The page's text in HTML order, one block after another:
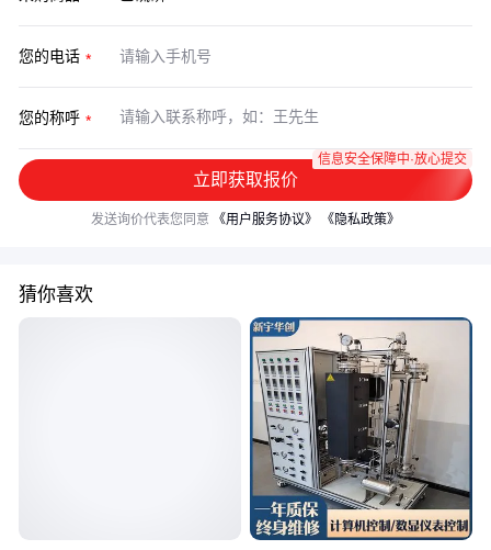
您的电话
您的称呼
立即获取报价
信息安全保障中·放心提交
发送询价代表您同意 《用户服务协议》 《隐私政策》
猜你喜欢